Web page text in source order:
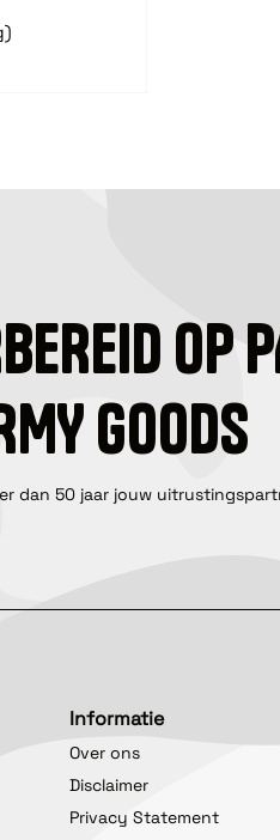
OP
GOODS
dan 50 jaar jouw
Informatie
Over ons
Disclaimer
Privacy Statement